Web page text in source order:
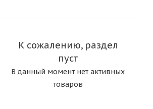
К сожалению, раздел
пуст
В данный момент нет активных
товаров